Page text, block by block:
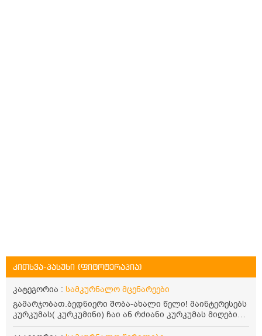
კითხვა-პასუხი (ფიტოტერაპია)
კატეგორია : სამკურნალო მცენარეები
გამარჯობათ.ბედნიერი შობა-ახალი წელი! მაინტერესებს
კურკუმას( კურკუმინი) ჩაი ან რძიანი კურკუმას მიღების
წესი. მაინტერესებდა და წავიკითხე ასეთი ინფორმაცია: